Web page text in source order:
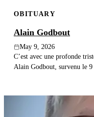
OBITUARY
Alain Godbout
May 9, 2026
C’est avec une profonde
Alain Godbout, survenu le